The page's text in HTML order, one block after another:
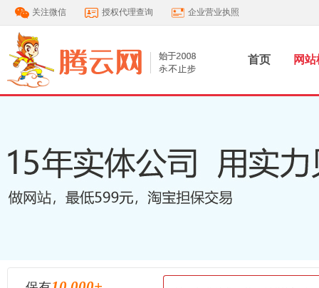
关注微信 授权代理查询 企业营业执照
首页 网